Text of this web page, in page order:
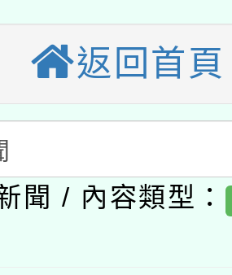
啟航」
結果公告(無人
動共學行動站研
理115年度閱讀
推動專業研習
能─人工智慧
素養講師名單
內容與教學軟
返回首頁
聞 / 內容類型：